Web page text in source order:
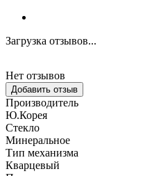
Загрузка отзывов...
Нет отзывов
Добавить отзыв
Производитель
Ю.Корея
Стекло
Минеральное
Тип механизма
Кварцевый